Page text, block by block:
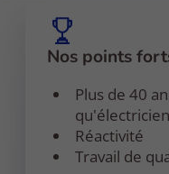
Nos points
Plus de 40
qu'électricien
Réactivité
Travail de